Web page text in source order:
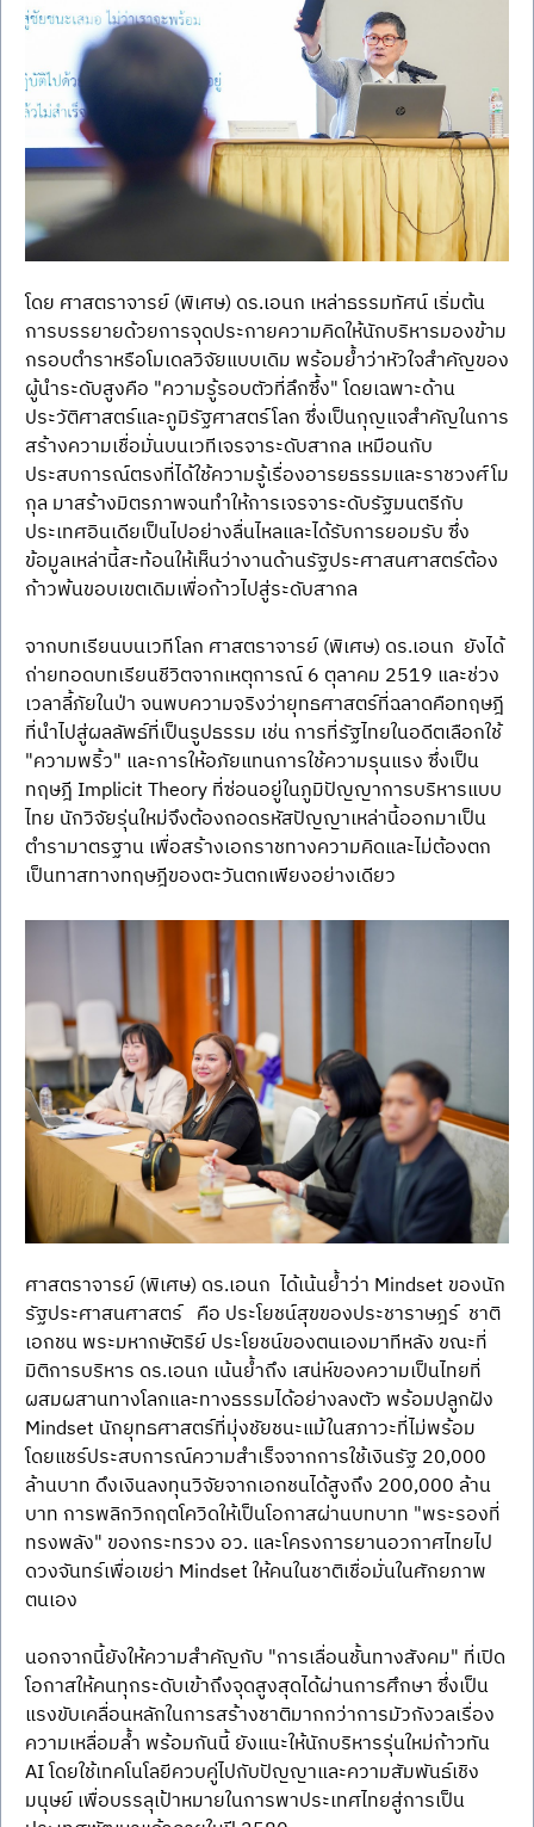
โดย ศาสตราจารย์ (พิเศษ) ดร.เอนก เหล่าธรรมทัศน์ เริ่มต้น
การบรรยายด้วยการจุดประกายความคิดให้นักบริหารมองข้าม
กรอบตำราหรือโมเดลวิจัยแบบเดิม พร้อมย้ำว่าหัวใจสำคัญของ
ผู้นำระดับสูงคือ "ความรู้รอบตัวที่ลึกซึ้ง" โดยเฉพาะด้าน
ประวัติศาสตร์และภูมิรัฐศาสตร์โลก ซึ่งเป็นกุญแจสำคัญในการ
สร้างความเชื่อมั่นบนเวทีเจรจาระดับสากล เหมือนกับ
ประสบการณ์ตรงที่ได้ใช้ความรู้เรื่องอารยธรรมและราชวงศ์โม
กุล มาสร้างมิตรภาพจนทำให้การเจรจาระดับรัฐมนตรีกับ
ประเทศอินเดียเป็นไปอย่างลื่นไหลและได้รับการยอมรับ ซึ่ง
ข้อมูลเหล่านี้สะท้อนให้เห็นว่างานด้านรัฐประศาสนศาสตร์ต้อง
ก้าวพ้นขอบเขตเดิมเพื่อก้าวไปสู่ระดับสากล
จากบทเรียนบนเวทีโลก ศาสตราจารย์ (พิเศษ) ดร.เอนก  ยังได้
ถ่ายทอดบทเรียนชีวิตจากเหตุการณ์ 6 ตุลาคม 2519 และช่วง
เวลาลี้ภัยในป่า จนพบความจริงว่ายุทธศาสตร์ที่ฉลาดคือทฤษฎี
ที่นำไปสู่ผลลัพธ์ที่เป็นรูปธรรม เช่น การที่รัฐไทยในอดีตเลือกใช้
"ความพริ้ว" และการให้อภัยแทนการใช้ความรุนแรง ซึ่งเป็น
ทฤษฎี Implicit Theory ที่ซ่อนอยู่ในภูมิปัญญาการบริหารแบบ
ไทย นักวิจัยรุ่นใหม่จึงต้องถอดรหัสปัญญาเหล่านี้ออกมาเป็น
ตำรามาตรฐาน เพื่อสร้างเอกราชทางความคิดและไม่ต้องตก
เป็นทาสทางทฤษฎีของตะวันตกเพียงอย่างเดียว
ศาสตราจารย์ (พิเศษ) ดร.เอนก  ได้เน้นย้ำว่า Mindset ของนัก
รัฐประศาสนศาสตร์   คือ ประโยชน์สุขของประชาราษฎร์  ชาติ
เอกชน พระมหากษัตริย์ ประโยชน์ของตนเองมาทีหลัง ขณะที่
มิติการบริหาร ดร.เอนก เน้นย้ำถึง เสน่ห์ของความเป็นไทยที่
ผสมผสานทางโลกและทางธรรมได้อย่างลงตัว พร้อมปลูกฝัง
Mindset นักยุทธศาสตร์ที่มุ่งชัยชนะแม้ในสภาวะที่ไม่พร้อม
โดยแชร์ประสบการณ์ความสำเร็จจากการใช้เงินรัฐ 20,000
ล้านบาท ดึงเงินลงทุนวิจัยจากเอกชนได้สูงถึง 200,000 ล้าน
บาท การพลิกวิกฤตโควิดให้เป็นโอกาสผ่านบทบาท "พระรองที่
ทรงพลัง" ของกระทรวง อว. และโครงการยานอวกาศไทยไป
ดวงจันทร์เพื่อเขย่า Mindset ให้คนในชาติเชื่อมั่นในศักยภาพ
ตนเอง
นอกจากนี้ยังให้ความสำคัญกับ "การเลื่อนชั้นทางสังคม" ที่เปิด
โอกาสให้คนทุกระดับเข้าถึงจุดสูงสุดได้ผ่านการศึกษา ซึ่งเป็น
แรงขับเคลื่อนหลักในการสร้างชาติมากกว่าการมัวกังวลเรื่อง
ความเหลื่อมล้ำ พร้อมกันนี้ ยังแนะให้นักบริหารรุ่นใหม่ก้าวทัน
AI โดยใช้เทคโนโลยีควบคู่ไปกับปัญญาและความสัมพันธ์เชิง
มนุษย์ เพื่อบรรลุเป้าหมายในการพาประเทศไทยสู่การเป็น